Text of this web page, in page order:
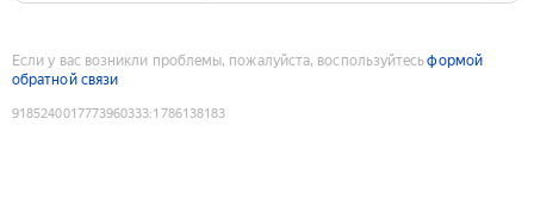
Если у вас возникли проблемы, пожалуйста, воспользуйтесьформой
обратной связи
9185240017773960333:1786138183